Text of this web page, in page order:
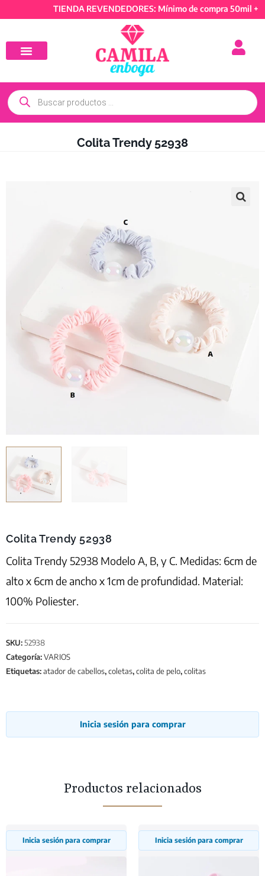
TIENDA REVENDEDORES: Mínimo de compra 50mil +
Colita Trendy 52938
Colita Trendy 52938
Colita Trendy 52938 Modelo A, B, y C. Medidas: 6cm de
alto x 6cm de ancho x 1cm de profundidad. Material:
100% Poliester.
SKU: 52938
Categoría:VARIOS
Etiquetas:atador de cabellos,coletas,colita de pelo,colitas
Inicia sesión para comprar
Productos relacionados
Inicia sesión para comprar Inicia sesión para comprar